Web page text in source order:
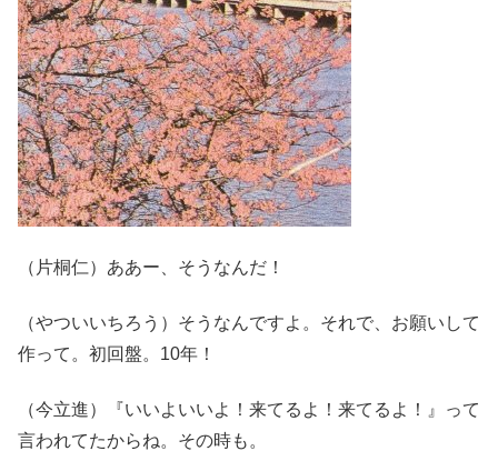
（片桐仁）ああー、そうなんだ！
（やついいちろう）そうなんですよ。それで、お願いして
作って。初回盤。10年！
（今立進）『いいよいいよ！来てるよ！来てるよ！』って
言われてたからね。その時も。